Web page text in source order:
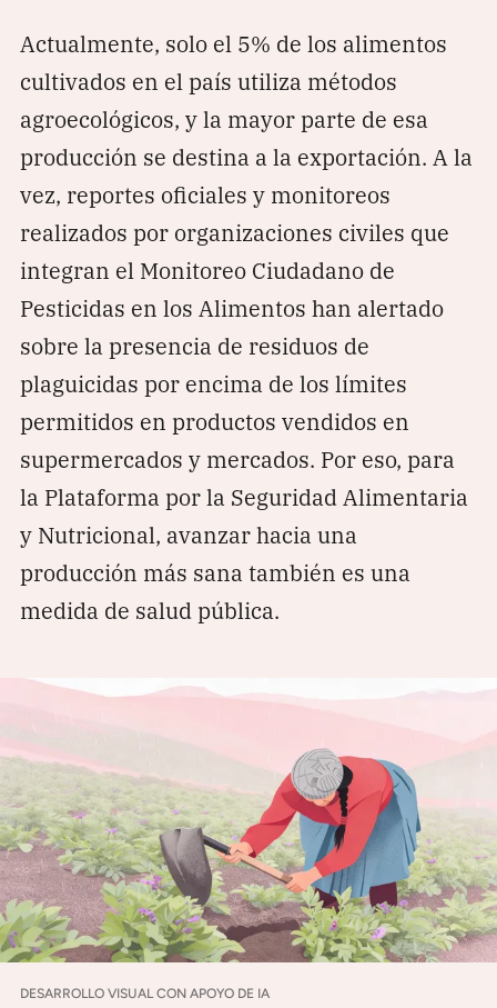
Actualmente, solo el 5% de los alimentos
cultivados en el país utiliza métodos
agroecológicos, y la mayor parte de esa
producción se destina a la exportación. A la
vez, reportes oficiales y monitoreos
realizados por organizaciones civiles que
integran el Monitoreo Ciudadano de
Pesticidas en los Alimentos han alertado
sobre la presencia de residuos de
plaguicidas por encima de los límites
permitidos en productos vendidos en
supermercados y mercados. Por eso, para
la Plataforma por la Seguridad Alimentaria
y Nutricional, avanzar hacia una
producción más sana también es una
medida de salud pública.
DESARROLLO VISUAL CON APOYO DE IA